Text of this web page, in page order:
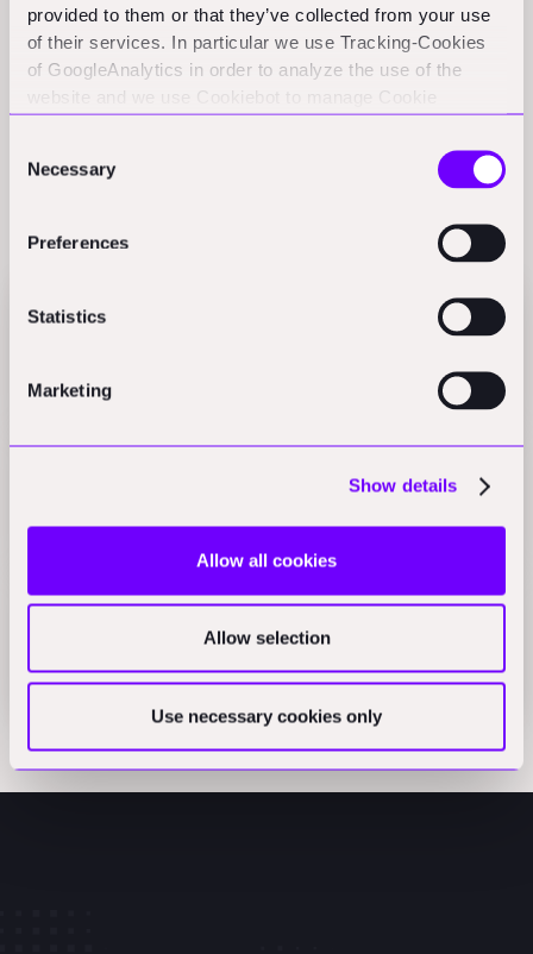
provided to them or that they’ve collected from your use
of their services. In particular we use Tracking-Cookies
of GoogleAnalytics in order to analyze the use of the
website and we use Cookiebot to manage Cookie
Selection
Necessary
Preferences
Statistics
Marketing
Show details
Allow all cookies
Allow selection
Use necessary cookies only
High-Tech erschwinglicher machen. Sein Credo:
Weniger Bürokratie, mehr Mut und Unternehmertum,
um ein neues Wirtschaftswunder einzuleiten.
Related Perspectives
Flex raises $60M Series B to scale AI-native
Press
Press
Press